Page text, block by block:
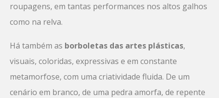
roupagens, em tantas performances nos altos galhos
como na relva.
Há também as borboletas das artes plásticas,
visuais, coloridas, expressivas e em constante
metamorfose, com uma criatividade fluida. De um
cenário em branco, de uma pedra amorfa, de repente